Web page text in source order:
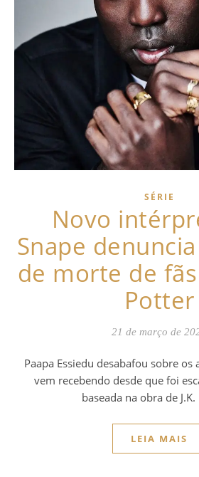
SÉRIE
Novo
Snape
de morte de
Potter
21 de março de
Paapa Essiedu desabafou sobre os ataques racistas que
vem recebendo desde que foi
baseada na obra de
LEIA MAIS